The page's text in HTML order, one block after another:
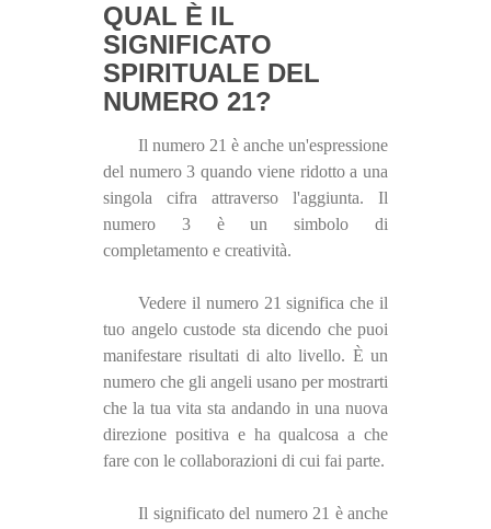
QUAL È IL
SIGNIFICATO
SPIRITUALE DEL
NUMERO 21?
Il numero 21 è anche un'espressione
del numero 3 quando viene ridotto a una
singola cifra attraverso l'aggiunta. Il
numero 3 è un simbolo di
completamento e creatività.
Vedere il numero 21 significa che il
tuo angelo custode sta dicendo che puoi
manifestare risultati di alto livello. È un
numero che gli angeli usano per mostrarti
che la tua vita sta andando in una nuova
direzione positiva e ha qualcosa a che
fare con le collaborazioni di cui fai parte.
Il significato del numero 21 è anche